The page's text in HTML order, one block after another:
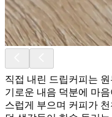
직접 내린 드립커피는
기로운 내음 덕분에 마
스럽게 부으며 커피가